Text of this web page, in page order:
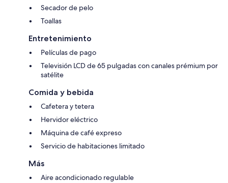
Secador de pelo
Toallas
Entretenimiento
Películas de pago
Televisión LCD de 65 pulgadas con canales prémium por
satélite
Comida y bebida
Cafetera y tetera
Hervidor eléctrico
Máquina de café expreso
Servicio de habitaciones limitado
Más
Aire acondicionado regulable